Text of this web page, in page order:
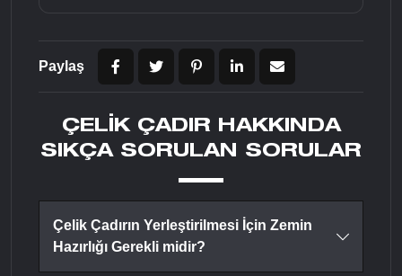
Paylaş
ÇELIK ÇADIR HAKKINDA
SIKÇA SORULAN SORULAR
Çelik Çadırın Yerleştirilmesi İçin Zemin
Hazırlığı Gerekli midir?